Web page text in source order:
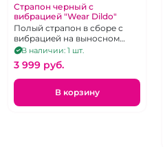
Страпон черный с
вибрацией "Wear Dildo"
Полый страпон в сборе с
вибрацией на выносном
пульте, с трусиками и
насадкой чёрного цвета
В наличии: 1 шт.
3 999 pуб.
В корзину